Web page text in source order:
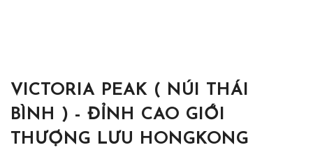
VICTORIA PEAK ( NÚI THÁI
BÌNH ) - ĐỈNH CAO GIỚI
THƯỢNG LƯU HONGKONG